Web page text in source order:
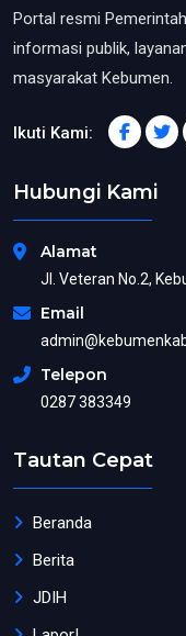
Portal resmi
informasi publik,
masyarakat Kebumen.
Ikuti Kami:
Hubungi Kami
Alamat
Jl. Veteran No.2,
Email
Telepon
0287 383349
Tautan Cepat
Beranda
Berita
JDIH